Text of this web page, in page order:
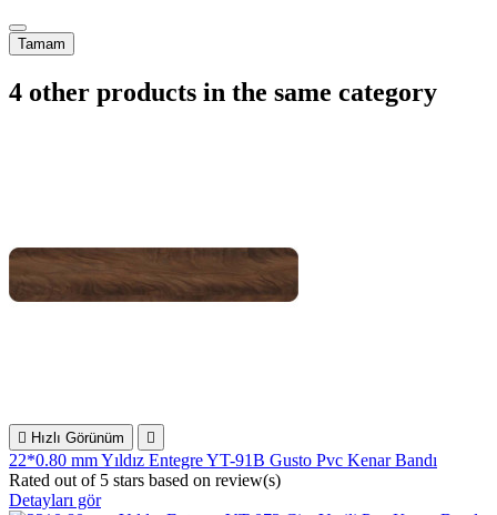
Tamam
4 other products in the same category
 Hızlı Görünüm 
22*0.80 mm Yıldız Entegre YT-91B Gusto Pvc Kenar Bandı
Rated out of 5 stars based on review(s)
Detayları gör